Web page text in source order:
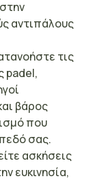
αντιπάλους
τις
padel,
βάρος
που
σας.
ασκήσεις
ευκινησία,